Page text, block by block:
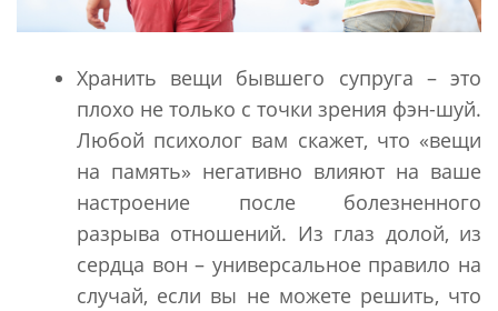
Хранить вещи бывшего супруга – это
плохо не только с точки зрения фэн-шуй.
Любой психолог вам скажет, что «вещи
на память» негативно влияют на ваше
настроение после болезненного
разрыва отношений. Из глаз долой, из
сердца вон – универсальное правило на
случай, если вы не можете решить, что